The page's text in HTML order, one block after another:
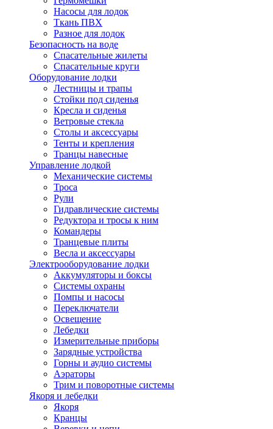
Насосы для лодок
Ткань ПВХ
Разное для лодок
Безопасность на воде
Спасательные жилеты
Спасательные круги
Оборудование лодки
Лестницы и трапы
Стойки под сиденья
Кресла и сиденья
Ветровые стекла
Столы и аксессуары
Тенты и крепления
Транцы навесные
Управление лодкой
Механические системы
Троса
Рули
Гидравлические системы
Редуктора и тросы к ним
Командеры
Транцевые плиты
Весла и аксессуары
Электрооборудование лодки
Аккумуляторы и боксы
Системы охраны
Помпы и насосы
Переключатели
Освещение
Лебедки
Измерительные приборы
Зарядные устройства
Горны и аудио системы
Аэраторы
Трим и поворотные системы
Якоря и лебедки
Якоря
Кранцы